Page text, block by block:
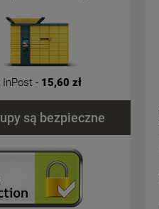
InPost - 15,60 zł
są bezpieczne